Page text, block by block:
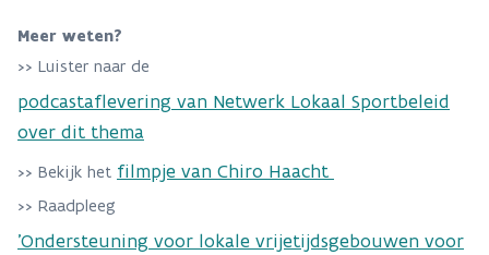
Meer weten?
>> Luister naar de
podcastaflevering van Netwerk Lokaal Sportbeleid
over dit thema
>> Bekijk het filmpje van Chiro Haacht
>> Raadpleeg
'Ondersteuning voor lokale vrijetijdsgebouwen voor